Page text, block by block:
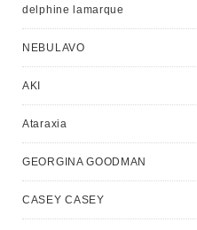
delphine lamarque
NEBULAVO
AKI
Ataraxia
GEORGINA GOODMAN
CASEY CASEY